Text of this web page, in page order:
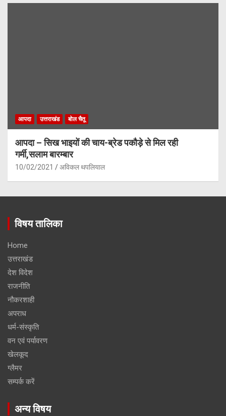
आपदा उत्तराखंड बोल चैतू
आपदा – सिख भाइयों की चाय-ब्रेड पकौड़े से मिल रही
गर्मी,सलाम बारम्बार
10/02/2021 अविकल थपलियाल
विषय तालिका
Home
उत्तराखंड
देश विदेश
राजनीति
नौकरशाही
अपराध
धर्म-संस्कृति
वन एवं पर्यावरण
खेलकूद
ग्लैमर
सम्पर्क करें
अन्य विषय